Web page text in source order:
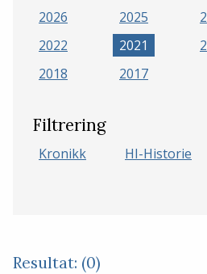
2026 2025
2022
2021
2018
2017
Filtrering
Kronikk HI-Historie
Resultat: (0)